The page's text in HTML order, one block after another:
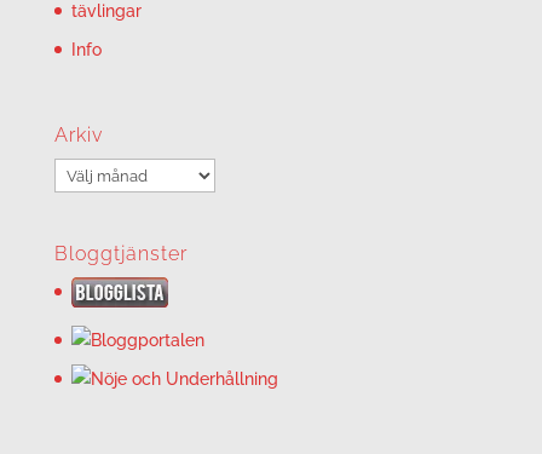
tävlingar
Info
Arkiv
Arkiv
Bloggtjänster